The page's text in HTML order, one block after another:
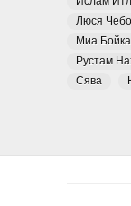
Люся
Миа Бойка
Рустам
Сява